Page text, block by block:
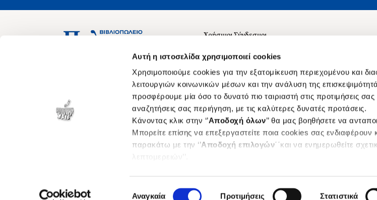
Αυτή η ιστοσελίδα χρησιμοποιεί cookies
Χρησιμοποιούμε cookies για την εξατομίκευση περιεχομένου και
λειτουργιών κοινωνικών μέσων και την ανάλυση της
προσφέρουμε μία όσο το δυνατό πιο ταιριαστή στις προτιμήσεις σας
αναζητήσεις σας περιήγηση, με τις καλύτερες δυνατές προτάσεις.
Κάνοντας κλικ στην ‘’Αποδοχή όλων’’ θα μας βοηθήσετε να
Μπορείτε επίσης να επεξεργαστείτε ποια cookies σας ενδιαφέρουν
παρακάτω με την ‘’Αποδοχή επιλογών΄΄και να ενημερωθείτε
λεπτομερειών’’.
Αναγκαία Προτιμήσεις Στατιστικά
Ασκληπιού 1-3, Αθήνα 106 79
Χρήσιμοι Σύνδεσμοι
Σχετικά με εμάς
Θέσεις Εργασίας
Οδηγίες για τις "Λίστες Επιθυμητών" και τη
Οδηγίες Χρήσης Αναζήτησης
Νόμος Ενιαίας Τιμής Βιβλίων
Cookies